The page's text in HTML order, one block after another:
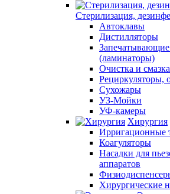
Стерилизация,
Автоклавы
Дистилляторы
Запечатывающие
(ламинаторы)
Очистка и
Рециркуляторы,
Сухожары
УЗ-Мойки
УФ-камеры
Хирургия
Ирригационные
Коагуляторы
Насадки для
аппаратов
Хирургические